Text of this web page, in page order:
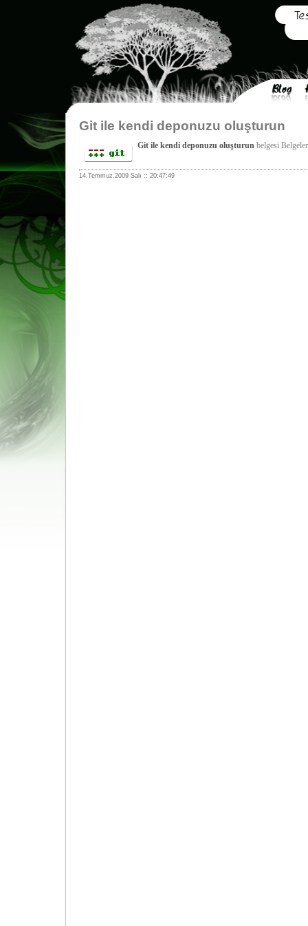
Git ile kendi deponuzu oluşturun
Git ile kendi deponuzu oluşturunbelgesi
14.Temmuz.2009 Salı :: 20:47:49